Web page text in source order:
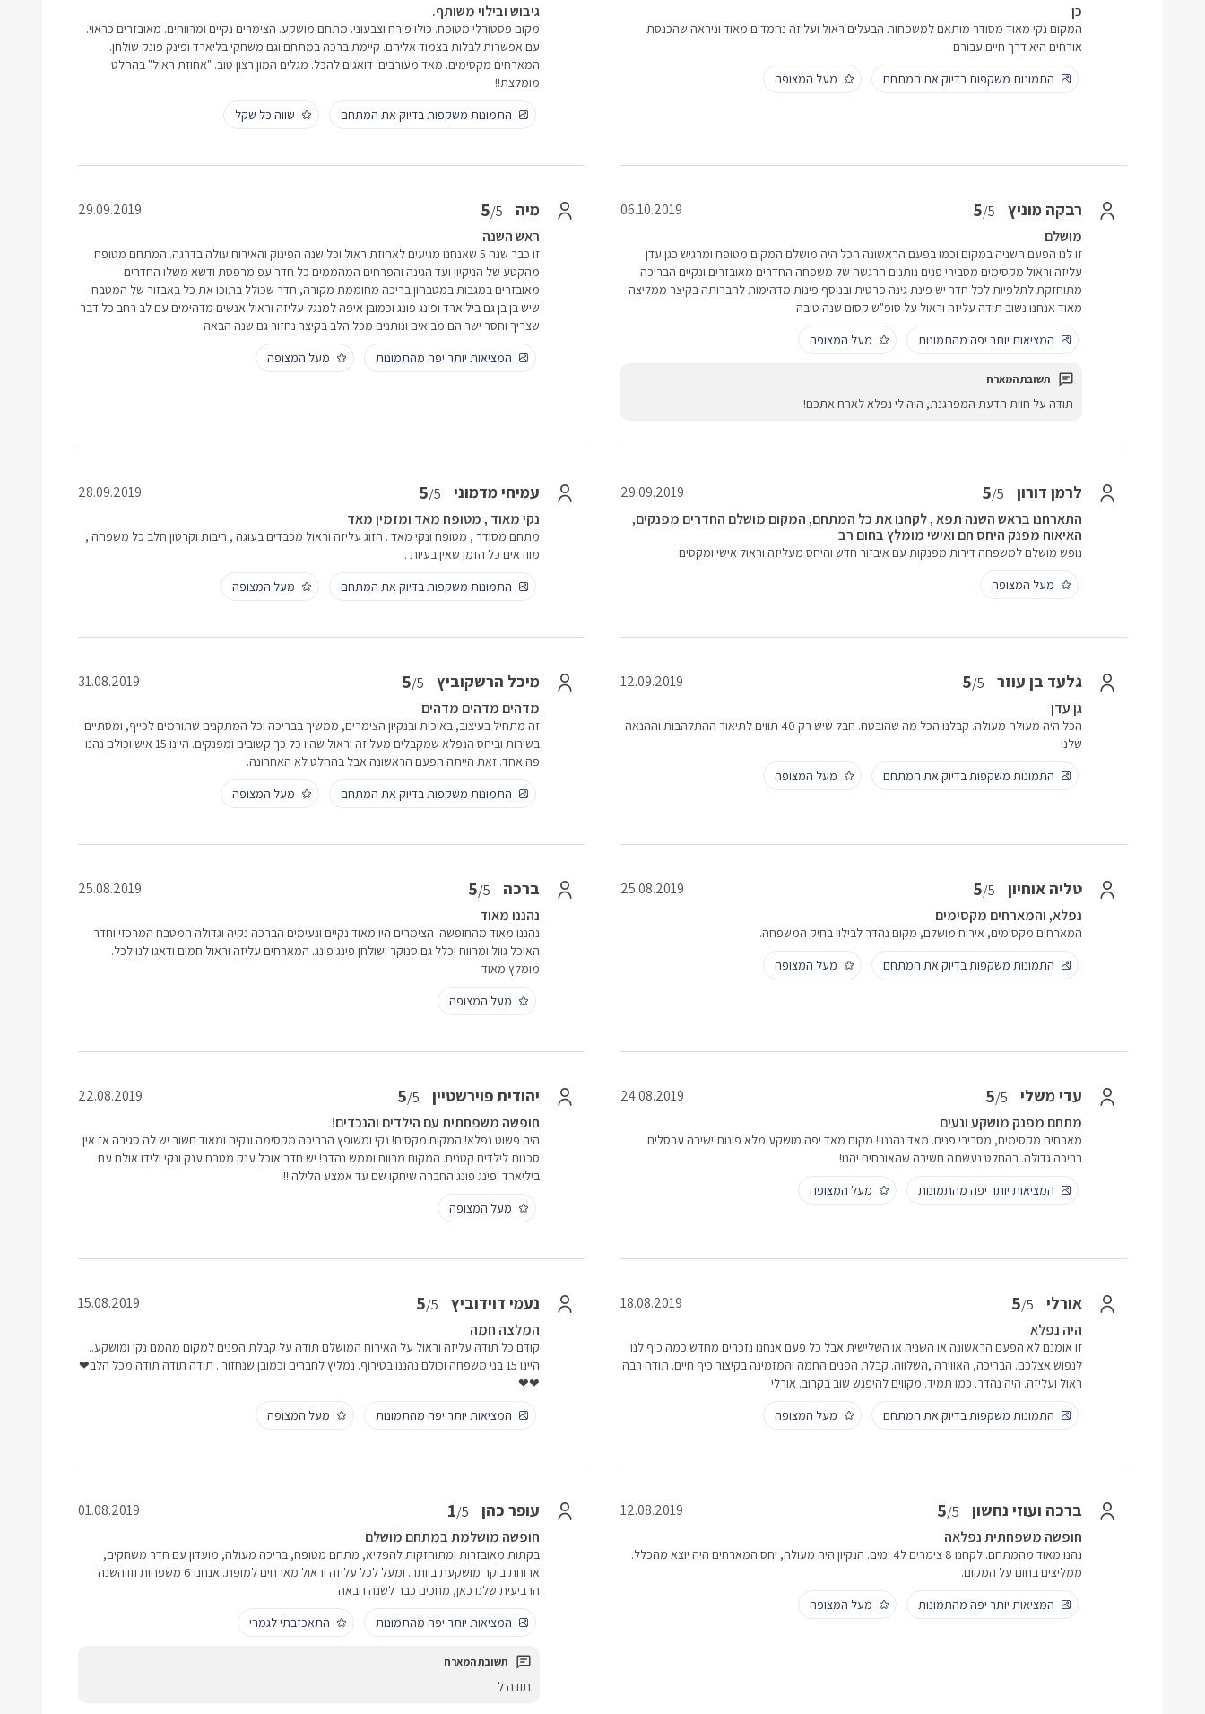
כן
המקום נקי מאוד מסודר מותאם למשפחות הבעלים ראול ועליזה נחמדים מאוד וניראה שהכנסת
אורחים היא דרך חיים עבורם
התמונות משקפות בדיוק את המתחם
מעל המצופה
גיבוש ובילוי משותף.
מקום פסטורלי מטופח. כולו פורח וצבעוני. מתחם מושקע. הצימרים נקיים ומרווחים. מאובזרים כראוי.
עם אפשרות לבלות בצמוד אליהם. קיימת ברכה במתחם וגם משחקי בליארד ופינק פונק שולחן.
המארחים מקסימים. מאד מעורבים. דואגים להכל. מגלים המון רצון טוב. "אחוזת ראול" בהחלט
מומלצת!!
התמונות משקפות בדיוק את המתחם
שווה כל שקל
רבקה מוניץ 5/5
06.10.2019
מושלם
זו לנו הפעם השניה במקום וכמו בפעם הראשונה הכל היה מושלם המקום מטופח ומרגיש כגן עדן
עליזה וראול מקסימים מסבירי פנים נותנים הרגשה של משפחה החדרים מאובזרים ונקיים הבריכה
מתוחזקת לתלפיות לכל חדר יש פינת גינה פרטית ובנוסף פינות מדהימות לחברותה בקיצר ממליצה
מאוד אנחנו נשוב תודה עליזה וראול על סופ"ש קסום שנה טובה
המציאות יותר יפה מהתמונות
מעל המצופה
תודה על חוות הדעת המפרגנת, היה לי נפלא לארח אתכם!
מיה 5/5
29.09.2019
ראש השנה
זו כבר שנה 5 שאנחנו מגיעים לאחוזת ראול וכל שנה הפינוק והאירוח עולה בדרגה. המתחם מטופח
מהקטע של הניקיון ועד הגינה והפרחים המהממים כל חדר עפ מרפסת ודשא משלו החדרים
מאובזרים במגבות במטבחון בריכה מחוממת מקורה, חדר שכולל בתוכו את כל באבזור של המטבח
שיש בן בן גם ביליארד ופינג פונג וכמובן איפה למנגל עליזה וראול אנשים מדהימים עם לב רחב כל דבר
שצריך וחסר ישר הם מביאים ונותנים מכל הלב בקיצר נחזור גם שנה הבאה
המציאות יותר יפה מהתמונות
מעל המצופה
לרמן דורון 5/5
29.09.2019
התארחנו בראש השנה תפא , לקחנו את כל המתחם, המקום מושלם החדרים מפנקים,
האיאוח מפנק היחס חם ואישי מומלץ בחום רב
נופש מושלם למשפחה דירות מפנקות עם איבזור חדש והיחס מעליזה וראול אישי ומקסים
מעל המצופה
עמיחי מדמוני 5/5
28.09.2019
נקי מאוד , מטופח מאד ומזמין מאד
מתחם מסודר , מטופח ונקי מאד . הזוג עליזה וראול מכבדים בעוגה , ריבות וקרטון חלב כל משפחה ,
מוודאים כל הזמן שאין בעיות .
התמונות משקפות בדיוק את המתחם
מעל המצופה
גלעד בן עוזר 5/5
12.09.2019
גן עדן
הכל היה מעולה מעולה. קבלנו הכל מה שהובטח. חבל שיש רק 40 תווים לתיאור ההתלהבות וההנאה
שלנו
התמונות משקפות בדיוק את המתחם
מעל המצופה
מיכל הרשקוביץ 5/5
31.08.2019
מדהים מדהים מדהים
זה מתחיל בעיצוב, באיכות ובנקיון הצימרים, ממשיך בבריכה וכל המתקנים שתורמים לכייף, ומסתיים
בשירות וביחס הנפלא שמקבלים מעליזה וראול שהיו כל כך קשובים ומפנקים. היינו 15 איש וכולם נהנו
פה אחד. זאת הייתה הפעם הראשונה אבל בהחלט לא האחרונה.
התמונות משקפות בדיוק את המתחם
מעל המצופה
טליה אוחיון 5/5
25.08.2019
נפלא, והמארחים מקסימים
המארחים מקסימים, אירוח מושלם, מקום נהדר לבילוי בחיק המשפחה.
התמונות משקפות בדיוק את המתחם
מעל המצופה
ברכה 5/5
25.08.2019
נהננו מאוד
נהננו מאוד מהחופשה. הצימרים היו מאוד נקיים ונעימים הברכה נקיה וגדולה המטבח המרכזי וחדר
האוכל גוול ומרווח וכלל גם סנוקר ושולחן פינג פונג. המארחים עליזה וראול חמים ודאגו לנו לכל.
מומלץ מאוד
מעל המצופה
עדי משלי 5/5
24.08.2019
מתחם מפנק מושקע ונעים
מארחים מקסימים, מסבירי פנים. מאד נהננו!! מקום מאד יפה מושקע מלא פינות ישיבה ערסלים
בריכה גדולה. בהחלט נעשתה חשיבה שהאורחים יהנו!
המציאות יותר יפה מהתמונות
מעל המצופה
יהודית פוירשטיין 5/5
22.08.2019
חופשה משפחתית עם הילדים והנכדים!
היה פשוט נפלא! המקום מקסים! נקי ומשופץ הבריכה מקסימה ונקיה ומאוד חשוב יש לה סגירה אז אין
סכנות לילדים קטנים. המקום מרווח וממש נהדר! יש חדר אוכל ענק מטבח ענק ונקי ולידו אולם עם
ביליארד ופינג פונג החברה שיחקו שם עד אמצע הלילה!!!
מעל המצופה
אורלי 5/5
18.08.2019
היה נפלא
זו אומנם לא הפעם הראשונה או השניה או השלישית אבל כל פעם אנחנו נזכרים מחדש כמה כיף לנו
לנפוש אצלכם. הבריכה, האווירה ,השלווה. קבלת הפנים החמה והמזמינה בקיצור כיף חיים. תודה רבה
ראול ועליזה. היה נהדר. כמו תמיד. מקווים להיפגש שוב בקרוב. אורלי
התמונות משקפות בדיוק את המתחם
מעל המצופה
נעמי דוידוביץ 5/5
15.08.2019
המלצה חמה
קודם כל תודה עליזה וראול על האירוח המושלם תודה על קבלת הפנים למקום מהמם נקי ומושקע..
היינו 15 בני משפחה וכולם נהננו בטירוף. נמליץ לחברים וכמובן שנחזור . תודה תודה תודה מכל הלב❤
❤❤
המציאות יותר יפה מהתמונות
מעל המצופה
ברכה ועוזי נחשון 5/5
12.08.2019
חופשה משפחתית נפלאה
נהנו מאוד מהמתחם. לקחנו 8 צימרים ל4 ימים. הנקיון היה מעולה, יחס המארחים היה יוצא מהכלל.
ממליצים בחום על המקום.
המציאות יותר יפה מהתמונות
מעל המצופה
עופר כהן 1/5
01.08.2019
חופשה מושלמת במתחם מושלם
בקתות מאובזרות ומתוחזקות להפליא, מתחם מטופח, בריכה מעולה, מועדון עם חדר משחקים,
ארוחת בוקר מושקעת ביותר. ומעל לכל עליזה וראול מארחים למופת. אנחנו 6 משפחות וזו השנה
הרביעית שלנו כאן, מחכים כבר לשנה הבאה
המציאות יותר יפה מהתמונות
התאכזבתי לגמרי
תודה ל